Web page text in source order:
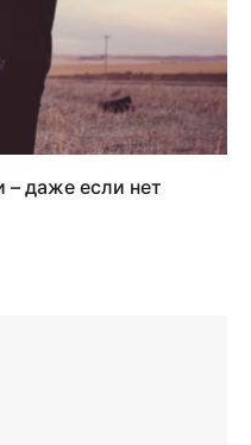
даже если нет